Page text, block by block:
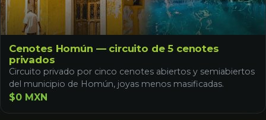
Cenotes Homún — circuito de 5 cenotes
privados
Circuito privado por cinco cenotes abiertos y semiabiertos
del municipio de Homún, joyas menos masificadas.
$0 MXN